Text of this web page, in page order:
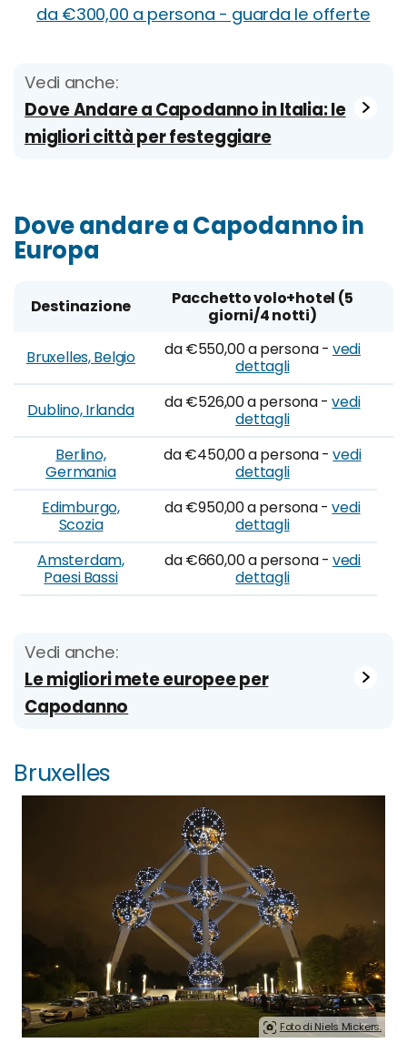
da €300,00 a persona - guarda le offerte
Vedi anche:
Dove Andare a Capodanno in Italia: le
migliori città per festeggiare
Dove andare a Capodanno in
Europa
Destinazione
Pacchetto volo+hotel (5
giorni/4 notti)
Bruxelles, Belgio
da €550,00 a persona - vedi
dettagli
Dublino, Irlanda da €526,00 a persona -vedi
dettagli
Berlino,
Germania
da €450,00 a persona -vedi
dettagli
Edimburgo,
Scozia
da €950,00 a persona -vedi
dettagli
Amsterdam,
Paesi Bassi
da €660,00 a persona - vedi
dettagli
Vedi anche:
Le migliori mete europee per
Capodanno
Bruxelles
Foto di Niels Mickers.